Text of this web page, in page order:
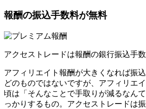
報酬の振込手数料が無料
アクセストレードは報酬の銀行振込手数
アフィリエイト報酬が大きくなれば振
どのものではないですが、アフィリエ
頃は「そんなことで手取りが減るなん
っかりするもの。アクセストレードは